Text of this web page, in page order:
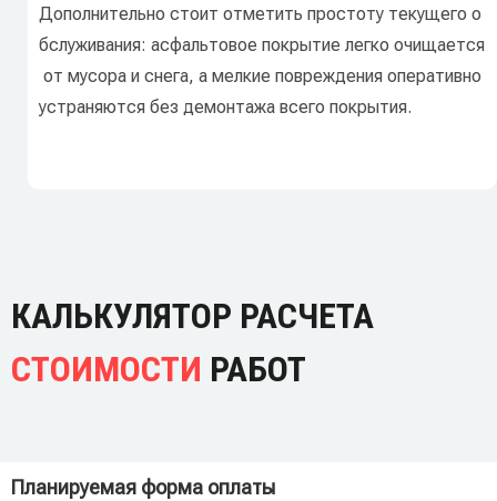
Дополнительно стоит отметить простоту текущего о
бслуживания: асфальтовое покрытие легко очищается
от мусора и снега, а мелкие повреждения оперативно
устраняются без демонтажа всего покрытия.
КАЛЬКУЛЯТОР РАСЧЕТА
СТОИМОСТИ РАБОТ
Планируемая форма оплаты